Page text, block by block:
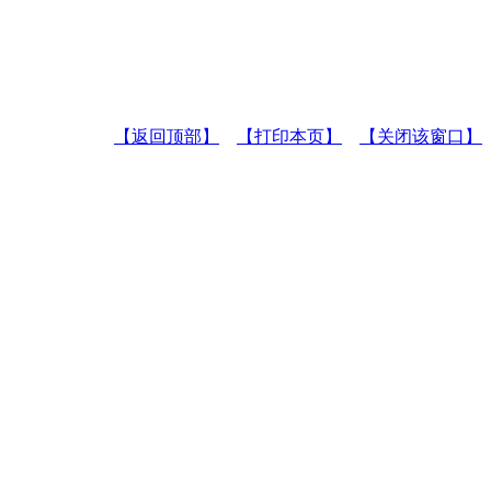
【返回顶部】 【打印本页】 【关闭该窗口】